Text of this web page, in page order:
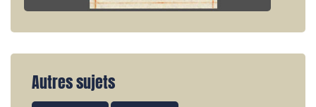
Autres sujets